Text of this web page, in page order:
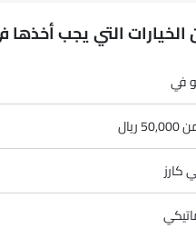
الخيارات التي يجب أخذها
في
كارز